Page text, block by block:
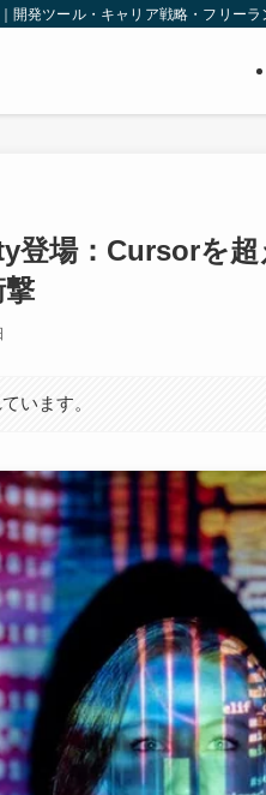
開発ツール・キャリア戦略・フリーラ
場：Cursorを超
います。